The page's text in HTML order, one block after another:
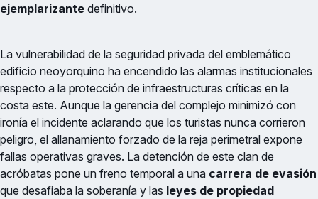
ejemplarizante definitivo.
La vulnerabilidad de la seguridad privada del emblemático
edificio neoyorquino ha encendido las alarmas institucionales
respecto a la protección de infraestructuras críticas en la
costa este. Aunque la gerencia del complejo minimizó con
ironía el incidente aclarando que los turistas nunca corrieron
peligro, el allanamiento forzado de la reja perimetral expone
fallas operativas graves. La detención de este clan de
acróbatas pone un freno temporal a una carrera de evasión
que desafiaba la soberanía y las leyes de propiedad